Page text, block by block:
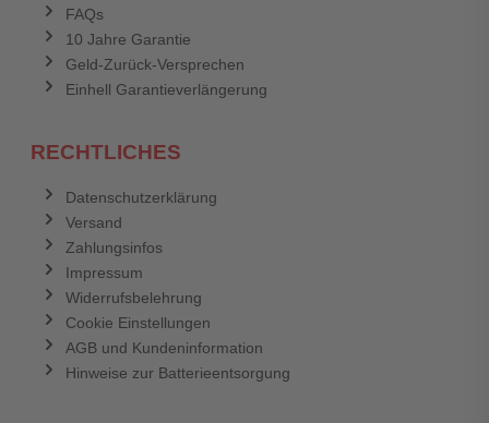
FAQs
10 Jahre Garantie
Geld-Zurück-Versprechen
Einhell Garantieverlängerung
RECHTLICHES
Datenschutzerklärung
Versand
Zahlungsinfos
Impressum
Widerrufsbelehrung
Cookie Einstellungen
AGB und Kundeninformation
Hinweise zur Batterieentsorgung